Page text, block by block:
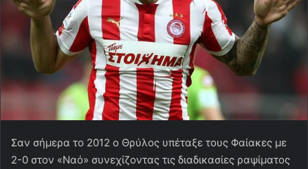
Σαν σήμερα το 2012 ο Θρύλος υπέταξε τους Φαίακες με
2-0 στον «Ναό» συνεχίζοντας τις διαδικασίες ραψίματος